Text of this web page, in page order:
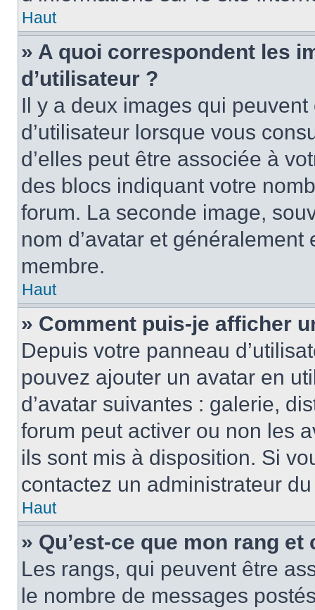
Haut
» A quoi correspondent les
d’utilisateur ?
Il y a deux images qui
d’utilisateur lorsque vous
d’elles peut être associée à
des blocs indiquant votre
forum. La seconde image,
nom d’avatar et
membre.
Haut
» Comment puis-je afficher
Depuis votre panneau
pouvez ajouter un avatar en
d’avatar suivantes : galerie,
forum peut activer ou non les
ils sont mis à disposition. Si
contactez un administrateur
Haut
» Qu’est-ce que mon rang
Les rangs, qui peuvent être
le nombre de messages